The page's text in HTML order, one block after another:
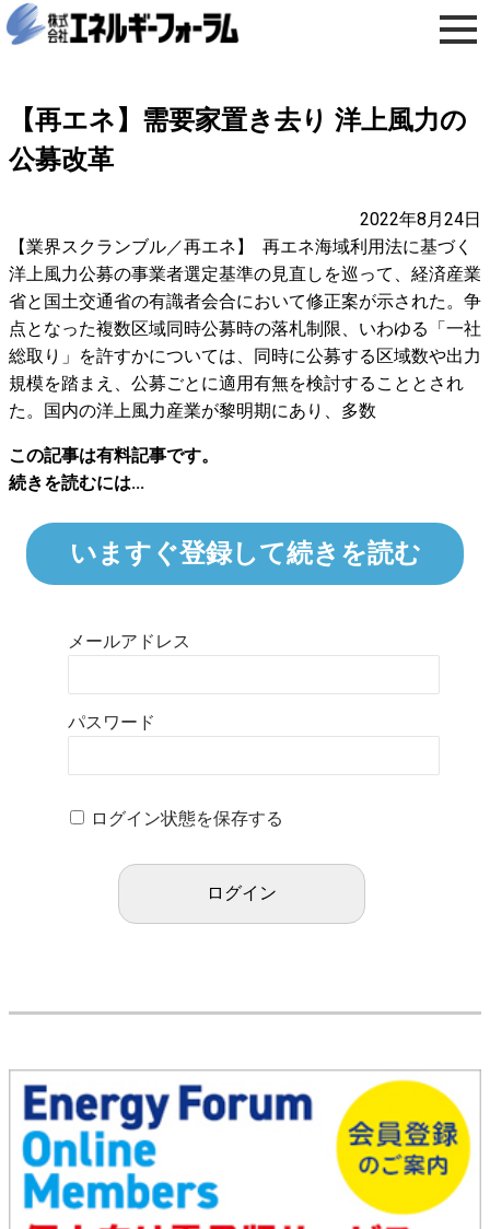
【再エネ】需要家置き去り 洋上風力の
公募改革
2022年8月24日
【業界スクランブル／再エネ】 再エネ海域利用法に基づく
洋上風力公募の事業者選定基準の見直しを巡って、経済産業
省と国土交通省の有識者会合において修正案が示された。争
点となった複数区域同時公募時の落札制限、いわゆる「一社
総取り」を許すかについては、同時に公募する区域数や出力
規模を踏まえ、公募ごとに適用有無を検討することとされ
た。国内の洋上風力産業が黎明期にあり、多数
この記事は有料記事です。
続きを読むには...
いますぐ登録して続きを読む
メールアドレス
パスワード
ログイン状態を保存する